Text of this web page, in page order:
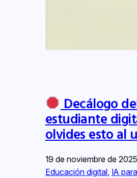
Decálogo
estudiante
olvides esto al
19 de noviembre de 2025
Educación digital, IA para